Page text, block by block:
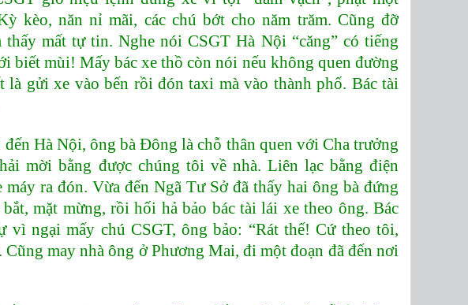
kèo, năn nỉ mãi, các chú bớt cho năm trăm. Cũng đỡ
thấy mất tự tin. Nghe nói CSGT Hà Nội “căng” có tiếng
biết mùi! Mấy bác xe thồ còn nói nếu không quen đường
gửi xe vào bến rồi đón taxi mà vào thành phố. Bác tài
Hà Nội, ông bà Đông là chỗ thân quen với Cha trưởng
mời bằng được chúng tôi về nhà. Liên lạc bằng điện
ra đón. Vừa đến Ngã Tư Sở đã thấy hai ông bà đứng
mặt mừng, rồi hối hả bảo bác tài lái xe theo ông. Bác
vì ngại mấy chú CSGT, ông bảo: “Rát thế! Cứ theo tôi,
may nhà ông ở Phương Mai, đi một đoạn đã đến nơi